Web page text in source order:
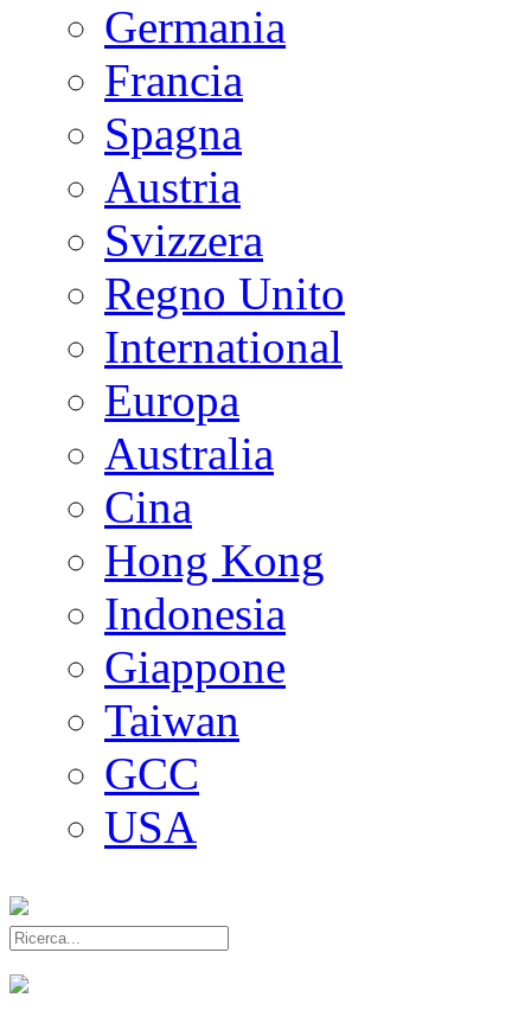
Germania
Francia
Spagna
Austria
Svizzera
Regno Unito
International
Europa
Australia
Cina
Hong Kong
Indonesia
Giappone
Taiwan
GCC
USA